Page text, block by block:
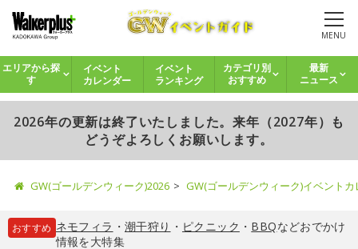
MENU
エリアから探
す
イベント
カレンダー
イベント
ランキング
カテゴリ別
おすすめ
最新
ニュース
2026年の更新は終了いたしました。来年（2027年）も
どうぞよろしくお願いします。
GW(ゴールデンウィーク)2026 GW(ゴールデンウィーク)イベント
おすすめ ネモフィラ ・ 潮干狩り ・ ピクニック ・ BBQなどおでかけ
情報を大特集